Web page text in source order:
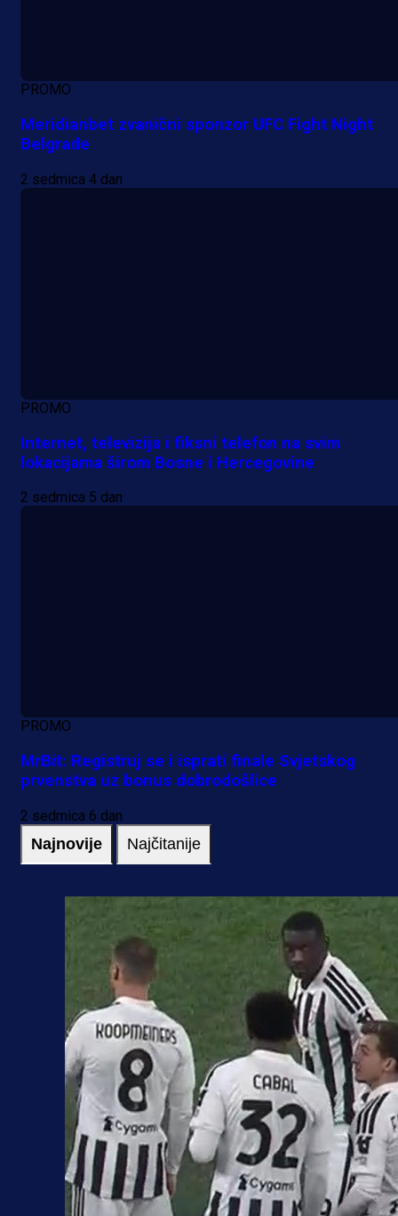
PROMO
Meridianbet zvanični sponzor UFC Fight Night
Belgrade
2 sedmica 4 dan
PROMO
Internet, televizija i fiksni telefon na svim
lokacijama širom Bosne i Hercegovine
2 sedmica 5 dan
PROMO
MrBit: Registruj se i isprati finale Svjetskog
prvenstva uz bonus dobrodošlice
2 sedmica 6 dan
Najnovije Najčitanije